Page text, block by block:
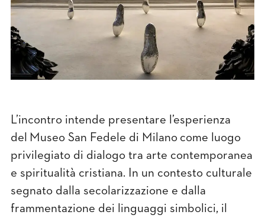
L’incontro intende presentare l’esperienza
del
Museo San Fedele di Milano come luogo
privilegiato di dialogo tra arte contemporanea
e spiritualità cristiana. In un contesto culturale
segnato dalla secolarizzazione e dalla
frammentazione dei linguaggi simbolici, il